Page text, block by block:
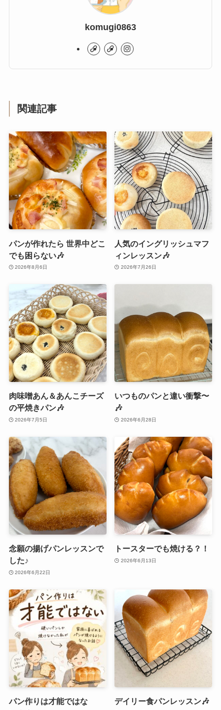
komugi0863
関連記事
パンが作れたら 世界中どこ
でも困らない🎶
2026年8月6日
人気のイングリッシュマフ
ィンレッスン🎶
2026年7月26日
肉味噌あん＆あんこチーズ
の平焼きパン🎶
2026年7月5日
いつものパンと違い衝撃〜
🎶
2026年6月28日
念願の揚げパンレッスンで
した♪
2026年6月22日
トースターでも焼ける？！
2026年6月13日
パン作りは才能ではな
デイリー食パンレッスン🎶